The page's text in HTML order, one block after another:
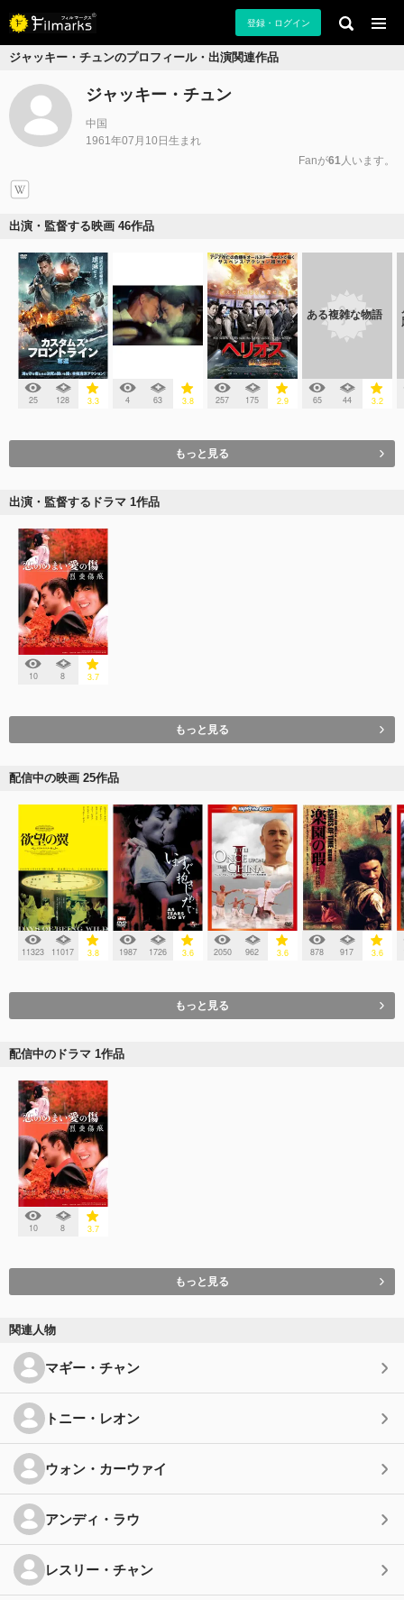
登録・ログイン
ジャッキー・チュンのプロフィール・出演関連作品
ジャッキー・チュン
中国
1961年07月10日生まれ
Fanが61人います。
出演・監督する映画 46作品
25 128 3.3 4 63 3.8 257 175 2.9
ある複雑な物語
65 44 3.2
もっと見る
出演・監督するドラマ 1作品
10 8 3.7
もっと見る
配信中の映画 25作品
11323 11017 3.8 1987 1726 3.6 2050 962 3.6 878 917 3.6
もっと見る
配信中のドラマ 1作品
10 8 3.7
もっと見る
関連人物
マギー・チャン
トニー・レオン
ウォン・カーウァイ
アンディ・ラウ
レスリー・チャン